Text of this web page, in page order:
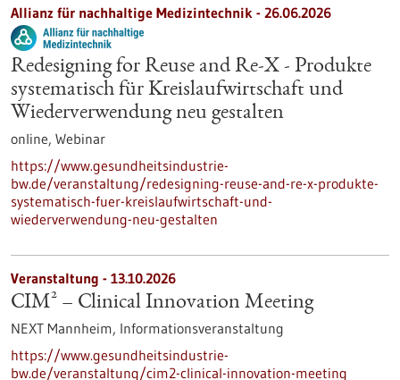
Allianz für nachhaltige Medizintechnik - 26.06.2026
Redesigning for Reuse and Re-X - Produkte
systematisch für Kreislaufwirtschaft und
Wiederverwendung neu gestalten
online, Webinar
https://www.gesundheitsindustrie-
bw.de/veranstaltung/redesigning-reuse-and-re-x-produkte-
systematisch-fuer-kreislaufwirtschaft-und-
wiederverwendung-neu-gestalten
Veranstaltung - 13.10.2026
CIM² – Clinical Innovation Meeting
NEXT Mannheim, Informationsveranstaltung
https://www.gesundheitsindustrie-
bw.de/veranstaltung/cim2-clinical-innovation-meeting